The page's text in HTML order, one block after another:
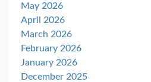
May 2026
April 2026
March 2026
February 2026
January 2026
December 2025